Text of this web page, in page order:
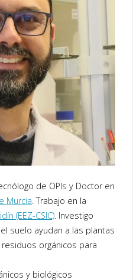
de OPIs y Doctor en
Murcia . Trabajo en la
(EEZ-CSIC). Investigo
suelo ayudan a las plantas
orgánicos para
y biológicos